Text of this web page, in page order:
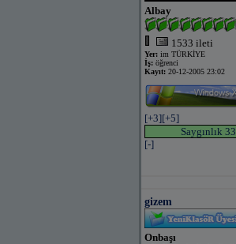
Albay
1533 ileti
Yer: im TÜRKİYE
İş: öğrenci
Kayıt: 20-12-2005 23:02
[+3][+5]
Saygınlık 33
[-]
gizem
Onbaşı